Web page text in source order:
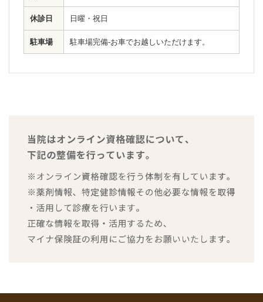
休診日 日曜・祝日
駐車場 駐車場完備-お車でお越しいただけます。